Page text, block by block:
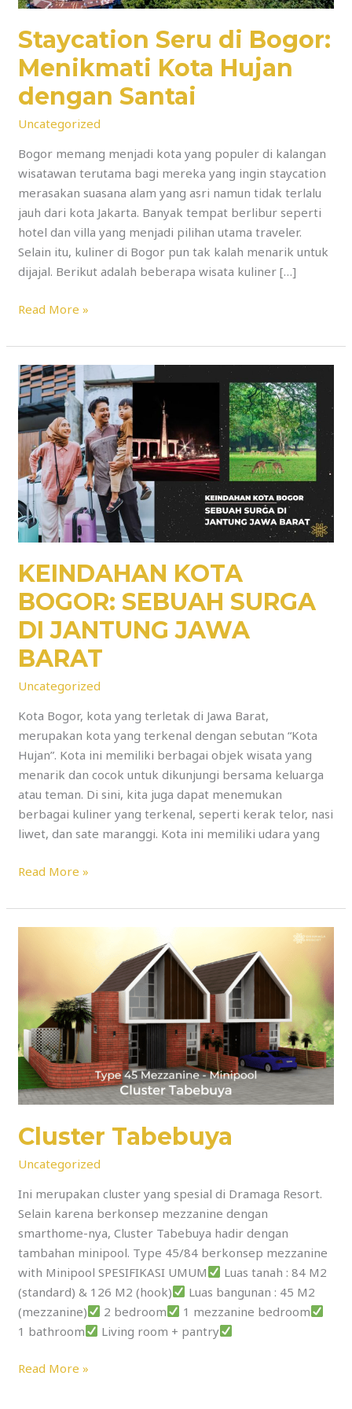
Staycation Seru di Bogor:
Menikmati Kota Hujan
dengan Santai
Uncategorized
Bogor memang menjadi kota yang populer di kalangan
wisatawan terutama bagi mereka yang ingin staycation
merasakan suasana alam yang asri namun tidak terlalu
jauh dari kota Jakarta. Banyak tempat berlibur seperti
hotel dan villa yang menjadi pilihan utama traveler.
Selain itu, kuliner di Bogor pun tak kalah menarik untuk
dijajal. Berikut adalah beberapa wisata kuliner […]
Santai
Read More »
KEINDAHAN KOTA
BOGOR: SEBUAH SURGA
DI JANTUNG JAWA
BARAT
Uncategorized
Kota Bogor, kota yang terletak di Jawa Barat,
merupakan kota yang terkenal dengan sebutan “Kota
Hujan”. Kota ini memiliki berbagai objek wisata yang
menarik dan cocok untuk dikunjungi bersama keluarga
atau teman. Di sini, kita juga dapat menemukan
berbagai kuliner yang terkenal, seperti kerak telor, nasi
liwet, dan sate maranggi. Kota ini memiliki udara yang
KEINDAHAN
KOTA
BOGOR:
SEBUAH
SURGA
DI
JANTUNG
JAWA
BARAT
Read More »
Cluster Tabebuya
Uncategorized
Ini merupakan cluster yang spesial di Dramaga Resort.
Selain karena berkonsep mezzanine dengan
smarthome-nya, Cluster Tabebuya hadir dengan
tambahan minipool. Type 45/84 berkonsep mezzanine
with Minipool SPESIFIKASI UMUM
Luas tanah : 84 M2
(standard) & 126 M2 (hook)
Luas bangunan : 45 M2
(mezzanine)
2 bedroom
1 mezzanine bedroom
1 bathroom
Living room + pantry
Read More »